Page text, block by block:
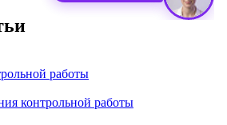
работы
контрольной работы